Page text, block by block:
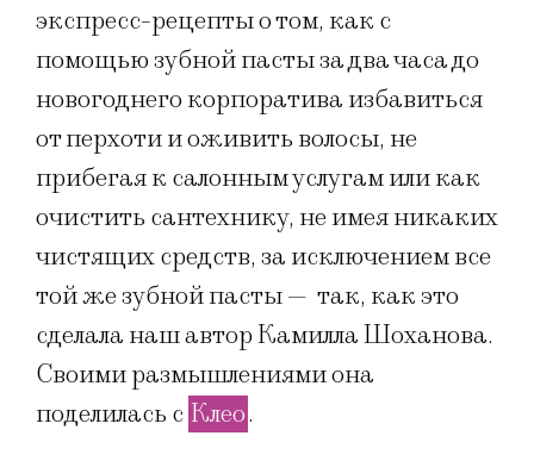
экспресс-рецепты о том, как с
помощью зубной пасты за два часа до
новогоднего корпоратива избавиться
от перхоти и оживить волосы, не
прибегая к салонным услугам или как
очистить сантехнику, не имея никаких
чистящих средств, за исключением все
той же зубной пасты — так, как это
сделала наш автор Камилла Шоханова.
Своими размышлениями она
поделилась с Клео.